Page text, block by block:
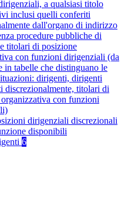
a qualsiasi titolo
inclusi quelli conferiti
dall'organo di indirizzo
procedure pubbliche di
titolari di posizione
con funzioni dirigenziali (da
in tabelle che distinguano le
dirigenti, dirigenti
discrezionalmente, titolari di
con funzioni
dirigenziali discrezionali
disponibili
6